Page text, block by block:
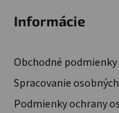
Informácie
Obchodné podmienky
Spracovanie
Podmienky ochrany